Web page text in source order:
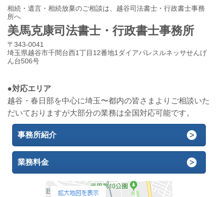
相続・遺言・相続放棄のご相談は、越谷司法書士・行政書士事務
所へ
美馬克康司法書士・行政書士事務所
〒343-0041
埼玉県越谷市千間台西1丁目12番地1ダイアパレスルネッサせんげ
ん台506号
●対応エリア
越谷・春日部を中心に埼玉〜都内の皆さまよりご相談いた
だいておりますが大部分の業務は全国対応可能です。
事務所紹介
業務料金